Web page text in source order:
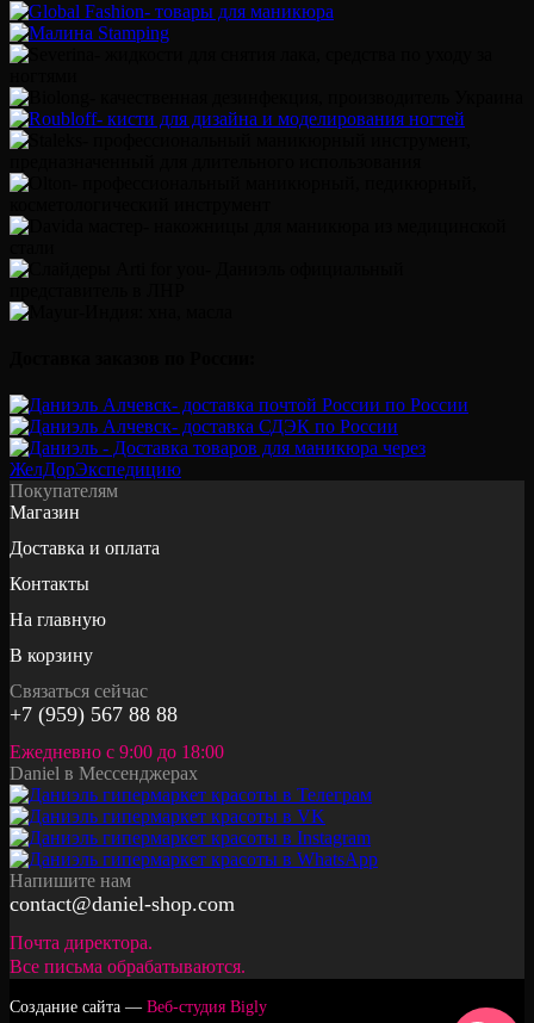
Покупателям
Магазин
Доставка и оплата
Контакты
На главную
В корзину
Связаться сейчас
+7 (959) 567 88 88
Ежедневно с 9:00 до 18:00
Daniel в Мессенджерах
Напишите нам
contact@daniel-shop.com
Почта директора.
Все письма обрабатываются.
Создание сайта — Веб-студия Bigly